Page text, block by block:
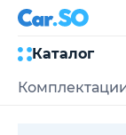
Каталог